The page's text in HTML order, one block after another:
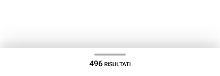
496 RISULTATI